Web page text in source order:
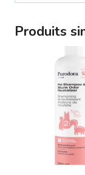
Produits